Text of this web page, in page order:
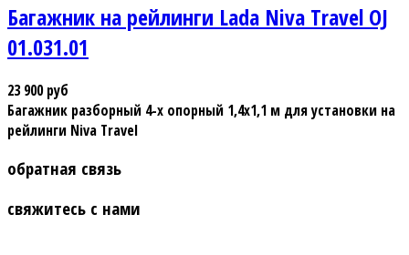
Багажник на рейлинги Lada Niva Travel OJ
01.031.01
23 900 руб
Багажник разборный 4-х опорный 1,4х1,1 м для установки на
рейлинги Niva Travel
обратная связь
свяжитесь с нами